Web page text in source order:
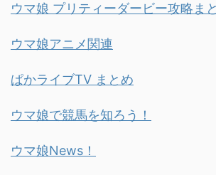
ウマ娘 プリティーダービー攻略ま
ウマ娘アニメ関連
ぱかライブTV まとめ
ウマ娘で競馬を知ろう！
ウマ娘News！